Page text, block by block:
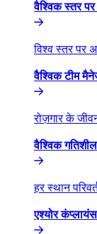
वैश्विक स्तर
विश्व स्तर पर
वैश्विक टीम
रोज़गार के
वैश्विक
हर स्थान
एश्योर कंप्लायंस​​